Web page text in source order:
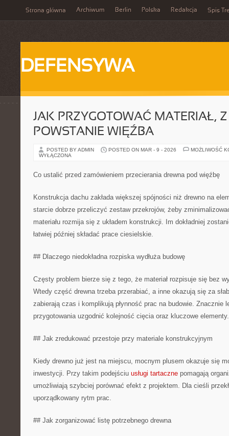
Strona główna Archiwum Berlin Polska Redakcja Spis
DEFENSYWA
JAK PRZYGOTOWAĆ MATERIAŁ,
POWSTANIE WIĘŹBA
POSTED BY ADMIN POSTED ON MAR - 9 - 2026
MOŻLIWOŚĆ
WYŁĄCZONA
Co ustalić przed zamówieniem przecierania drewna pod więźbę
Konstrukcja dachu zakłada większej spójności niż drewno na
starcie dobrze przeliczyć zestaw przekrojów, żeby
materiału rozmija się z układem konstrukcji. Im dokładniej
łatwiej później składać prace ciesielskie.
## Dlaczego niedokładna rozpiska wydłuża budowę
Częsty problem bierze się z tego, że materiał rozpisuje się bez
Wtedy część drewna trzeba przerabiać, a inne okazują się za
zabierają czas i komplikują płynność prac na budowie. Znacznie
przygotowania uzgodnić kolejność cięcia oraz kluczowe elementy.
## Jak zredukować przestoje przy materiale konstrukcyjnym
Kiedy drewno już jest na miejscu, mocnym plusem okazuje się
inwestycji. Przy takim podejściu usługi tartaczne pomagają
umożliwiają szybciej porównać efekt z projektem. Dla cieśli
uporządkowany rytm prac.
## Jak zorganizować listę potrzebnego drewna